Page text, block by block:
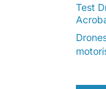
Test